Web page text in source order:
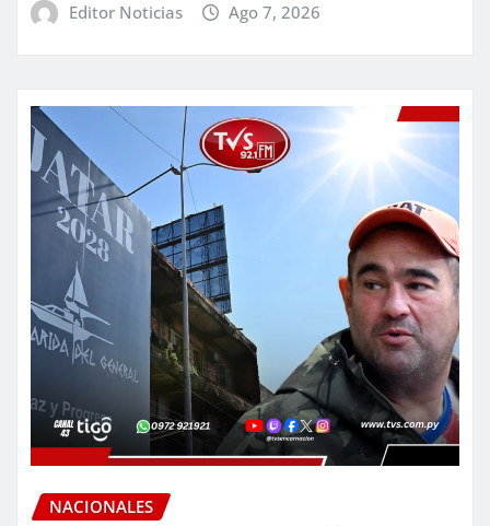
Editor Noticias Ago 7, 2026
NACIONALES